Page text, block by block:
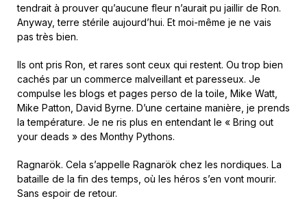
tendrait à prouver qu’aucune fleur n’aurait pu jaillir de Ron.
Anyway, terre stérile aujourd’hui. Et moi-même je ne vais
pas très bien.
Ils ont pris Ron, et rares sont ceux qui restent. Ou trop bien
cachés par un commerce malveillant et paresseux. Je
compulse les blogs et pages perso de la toile, Mike Watt,
Mike Patton, David Byrne. D’une certaine manière, je prends
la température. Je ne ris plus en entendant le « Bring out
your deads » des Monthy Pythons.
Ragnarök. Cela s’appelle Ragnarök chez les nordiques. La
bataille de la fin des temps, où les héros s’en vont mourir.
Sans espoir de retour.